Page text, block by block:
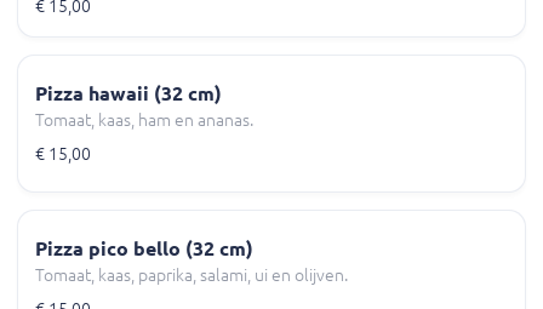
€ 15,00
Pizza hawaii (32 cm)
Tomaat, kaas, ham en ananas.
€ 15,00
Pizza pico bello (32 cm)
Tomaat, kaas, paprika, salami, ui en olijven.